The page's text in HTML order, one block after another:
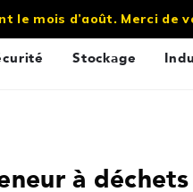
Stockage
à
le mois d’août. Merci de